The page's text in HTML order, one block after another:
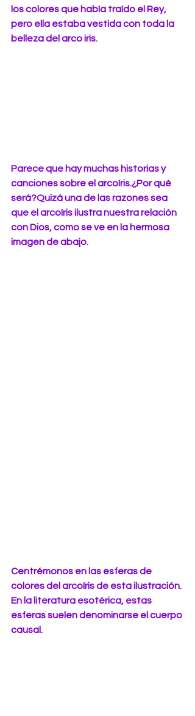
los colores que había traído el Rey,
pero ella estaba vestida con toda la
belleza del arco iris.
Parece que hay muchas historias y
canciones sobre el arcoíris.¿Por qué
será?Quizá una de las razones sea
que el arcoíris ilustra nuestra relación
con Dios, como se ve en la hermosa
imagen de abajo.
Centrémonos en las esferas de
colores del arcoíris de esta ilustración.
En la literatura esotérica, estas
esferas suelen denominarse el cuerpo
causal.